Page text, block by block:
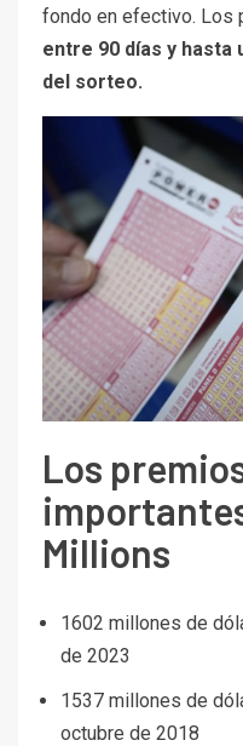
fondo en efectivo. Los
entre 90 días y hasta
del sorteo.
Los
Millions
1602 millones de
de 2023
1537 millones de
octubre de 2018